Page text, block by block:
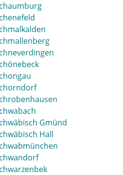
Gmünd
Hall